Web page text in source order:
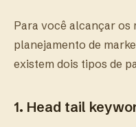
Para você alcançar os
planejamento de
existem dois tipos de
1. Head tail